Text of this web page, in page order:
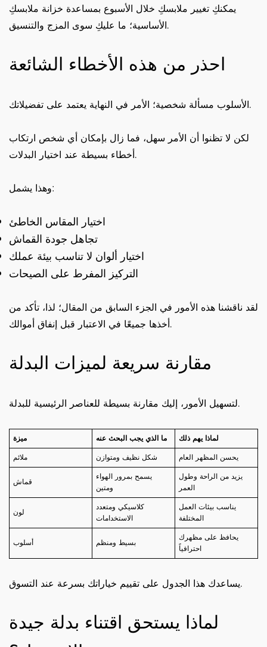
يمكنكِ تغيير ملابسكِ خلال الأسبوع بمساعدة خزانة ملابسكِ
الأساسية؛ ما عليكِ سوى المزج والتنسيق.
احذر من هذه الأخطاء الشائعة
الأسلوب مسألة شخصية؛ الأمر في النهاية يعتمد على تفضيلاتك.
لكن لا تظنوا أن الأمر سهل، فما زال بإمكان أي شخص ارتكاب
أخطاء بسيطة عند اختيار البدلات.
وهذا يشمل:
اختيار المقاس الخاطئ
تجاهل جودة القماش
اختيار ألوان لا تناسب بيئة عملك
التركيز المفرط على الصيحات
لقد ناقشنا هذه الأمور في الجزء السابق من المقال؛ لذا، تأكد من
أخذها جميعًا في الاعتبار قبل إنفاق أموالك.
مقارنة سريعة لميزات البدلة
لتسهيل الأمور، إليك مقارنة بسيطة للعناصر الرئيسية للبدلة.
ميزة ما الذي يجب البحث عنه
لماذا يهم ذلك
ملائم
شكل نظيف ومتوازن يحسن المظهر العام
قماش
يسمح بمرور الهواء
ومتين
يزيد من الراحة وطول
العمر
لون
كلاسيكي ومتعدد
الاستخدامات
يناسب بيئات العمل
المختلفة
أسلوب بسيط ومنظم
يحافظ على مظهرك
احترافياً
يساعدك هذا الجدول على تقييم خياراتك بسرعة عند التسوق.
لماذا يستحق اقتناء بدلة جيدة